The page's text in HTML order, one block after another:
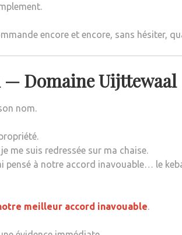
encore et encore, sans hésiter,
— Domaine Uijttewaal
nom.
me suis redressée sur ma chaise.
pensé à notre accord inavouable… le
meilleur accord inavouable.